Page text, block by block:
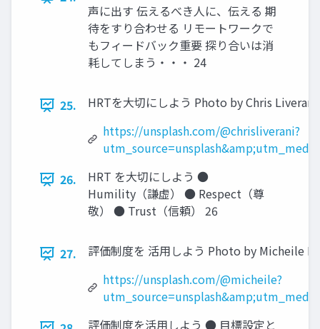
声に出す 伝えるべき人に、伝える 期
待をすり合わせる リモートワークで
もフィードバック重要 探り合いは消
耗してしまう・・・ 24
25.
HRTを大切にしよう Photo by Chris
https://unsplash.com/@chrisliverani?
26.
HRT を大切にしよう ●
Humility（謙虚） ● Respect（尊
敬） ● Trust（信頼） 26
27.
評価制度を 活用しよう Photo by Micheile
https://unsplash.com/@micheile?
評価制度を活用しよう ● 目標設定と